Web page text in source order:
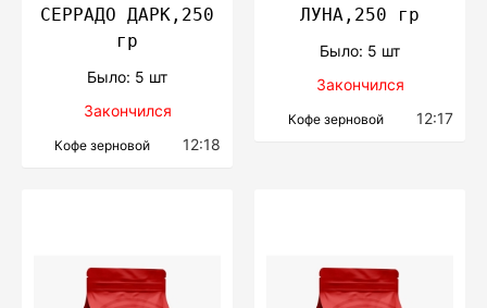
СЕРРАДО ДАРК,250
гр
Было: 5 шт
Закончился
Кофе зерновой 12:18
ЛУНА,250 гр
Было: 5 шт
Закончился
Кофе зерновой 12:17